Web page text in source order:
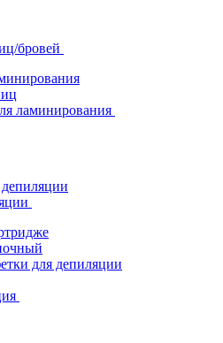
бровей
ламинирования
для депиляции